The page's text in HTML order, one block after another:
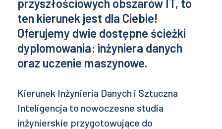
przyszłościowych obszarów IT, to
ten kierunek jest dla Ciebie!
Oferujemy dwie dostępne ścieżki
dyplomowania: inżyniera danych
oraz uczenie maszynowe.
Kierunek Inżynieria Danych i Sztuczna
Inteligencja to nowoczesne studia
inżynierskie przygotowujące do